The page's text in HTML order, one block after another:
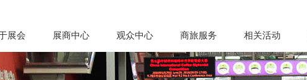
展会 展商中心 观众中心 商旅服务 相关活动